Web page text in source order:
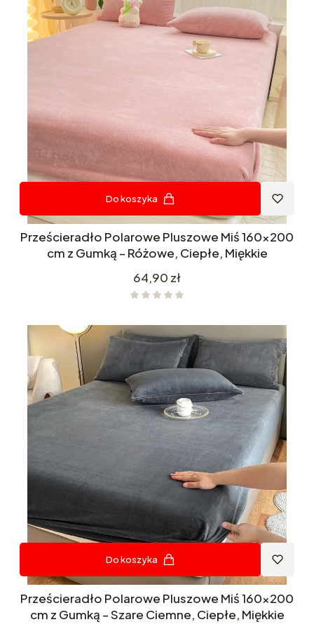
Do koszyka
Prześcieradło Polarowe Pluszowe Miś 160x200
cm z Gumką – Różowe, Ciepłe, Miękkie
Cena
64,90 zł
Do koszyka
Prześcieradło Polarowe Pluszowe Miś 160x200
cm z Gumką – Szare Ciemne, Ciepłe, Miękkie